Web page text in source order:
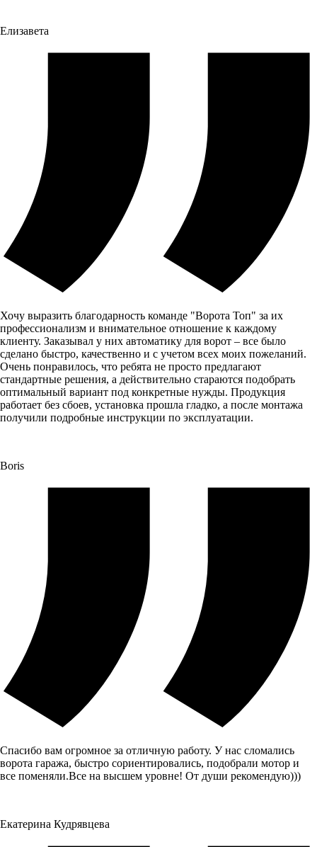
Елизавета
Хочу выразить благодарность команде "Ворота Топ" за их
профессионализм и внимательное отношение к каждому
клиенту. Заказывал у них автоматику для ворот – все было
сделано быстро, качественно и с учетом всех моих пожеланий.
Очень понравилось, что ребята не просто предлагают
стандартные решения, а действительно стараются подобрать
оптимальный вариант под конкретные нужды. Продукция
работает без сбоев, установка прошла гладко, а после монтажа
получили подробные инструкции по эксплуатации.
Boris
Спасибо вам огромное за отличную работу. У нас сломались
ворота гаража, быстро сориентировались, подобрали мотор и
все поменяли.Все на высшем уровне! От души рекомендую)))
Екатерина Кудрявцева